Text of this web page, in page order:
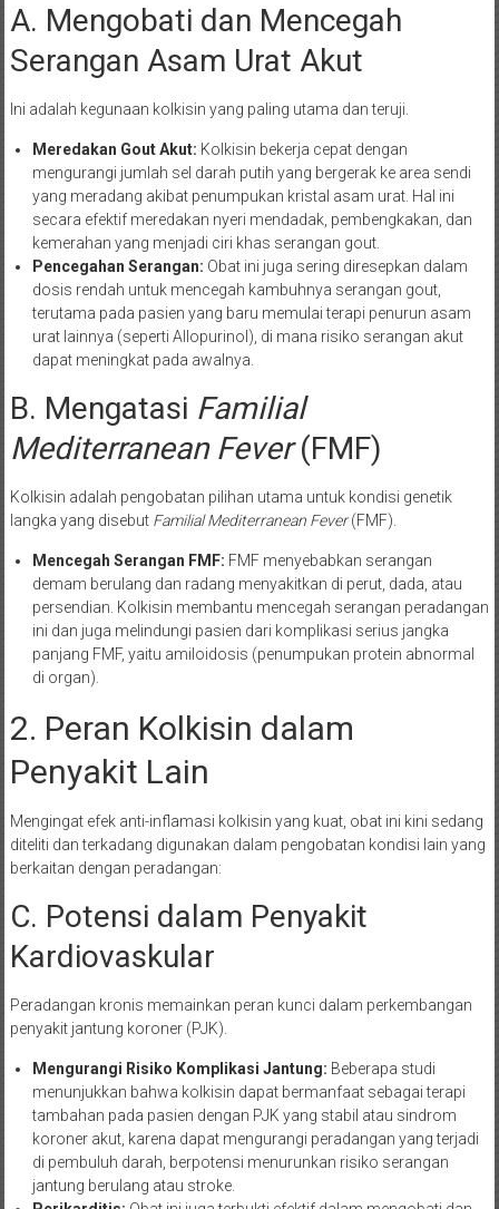
A. Mengobati dan Mencegah
Serangan Asam Urat Akut
Ini adalah kegunaan kolkisin yang paling utama dan teruji.
Meredakan Gout Akut: Kolkisin bekerja cepat dengan
mengurangi jumlah sel darah putih yang bergerak ke area sendi
yang meradang akibat penumpukan kristal asam urat. Hal ini
secara efektif meredakan nyeri mendadak, pembengkakan, dan
kemerahan yang menjadi ciri khas serangan gout.
Pencegahan Serangan: Obat ini juga sering diresepkan dalam
dosis rendah untuk mencegah kambuhnya serangan gout,
terutama pada pasien yang baru memulai terapi penurun asam
urat lainnya (seperti Allopurinol), di mana risiko serangan akut
dapat meningkat pada awalnya.
B. Mengatasi Familial
Mediterranean Fever(FMF)
Kolkisin adalah pengobatan pilihan utama untuk kondisi genetik
langka yang disebut Familial Mediterranean Fever(FMF).
Mencegah Serangan FMF: FMF menyebabkan serangan
demam berulang dan radang menyakitkan di perut, dada, atau
persendian. Kolkisin membantu mencegah serangan peradangan
ini dan juga melindungi pasien dari komplikasi serius jangka
panjang FMF, yaitu amiloidosis (penumpukan protein abnormal
di organ).
2. Peran Kolkisin dalam
Penyakit Lain
Mengingat efek anti-inflamasi kolkisin yang kuat, obat ini kini sedang
diteliti dan terkadang digunakan dalam pengobatan kondisi lain yang
berkaitan dengan peradangan:
C. Potensi dalam Penyakit
Kardiovaskular
Peradangan kronis memainkan peran kunci dalam perkembangan
penyakit jantung koroner (PJK).
Mengurangi Risiko Komplikasi Jantung: Beberapa studi
menunjukkan bahwa kolkisin dapat bermanfaat sebagai terapi
tambahan pada pasien dengan PJK yang stabil atau sindrom
koroner akut, karena dapat mengurangi peradangan yang terjadi
di pembuluh darah, berpotensi menurunkan risiko serangan
jantung berulang atau stroke.